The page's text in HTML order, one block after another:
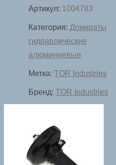
Артикул: 1004783
Категория: Домкраты
гидравлические
алюминиевые
Метка: TOR Industries
Бренд: TOR Industries